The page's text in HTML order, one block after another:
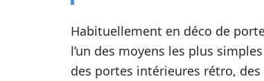
Habituellement en déco de
l’un des moyens les plus
des portes intérieures rétro,